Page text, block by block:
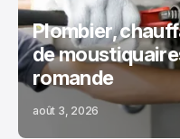
Plombier,
de
romande
août 3, 2026